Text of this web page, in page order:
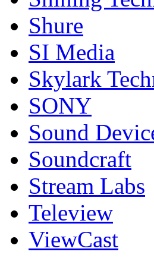
Shure
SI Media
Skylark
SONY
Sound
Soundcraft
Stream Labs
Teleview
ViewCast